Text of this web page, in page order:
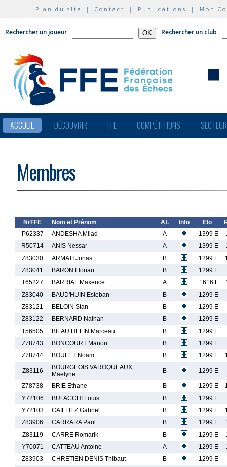
Plan du site | Contact | Publications | Mon
Rechercher un joueur Rechercher un club
ACCUEIL DÉCOUVRIR FFE COMPÉTITIONS
Membres
NrFFE Nom et Prénom Af. Info Elo
P62337
ANDESHA Milad A 1399 E
R50714
ANIS Nessar A 1399 E
Z83030
ARMATI Jonas B 1299 E
Z83041
BARON Florian B
1299 E
T65227
BARRIAL Maxence A 1616 F
Z83040
BAUD'HUIN Esteban B
1299 E
Z83121
BELOIN Stan B
1299 E
Z83122
BERNARD Nathan B
1299 E
T56505
BILAU HELIN Marceau B
1299 E
Z78743
BONCOURT Manon B
1299 E
Z78744
BOULET Noam B 1299 E
Z83116
BOURGEOIS VAROQUEAUX
Maelyne
B 1299 E
Z78738 BRIE Ethane B 1299 E
Y72106
BUFACCHI Louis B
1299 E
Y72103
CAILLIEZ Gabriel B 1299 E
Z83906
CARRARA Paul B 1299 E
Z83119
CARRE Romarik B 1299 E
Y70071
CATTEAU Antoine A 1299 E
Z83903
CHRETIEN DENIS Thibaut B
1299 E